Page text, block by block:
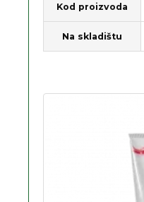
Kod proizvoda
Na skladištu